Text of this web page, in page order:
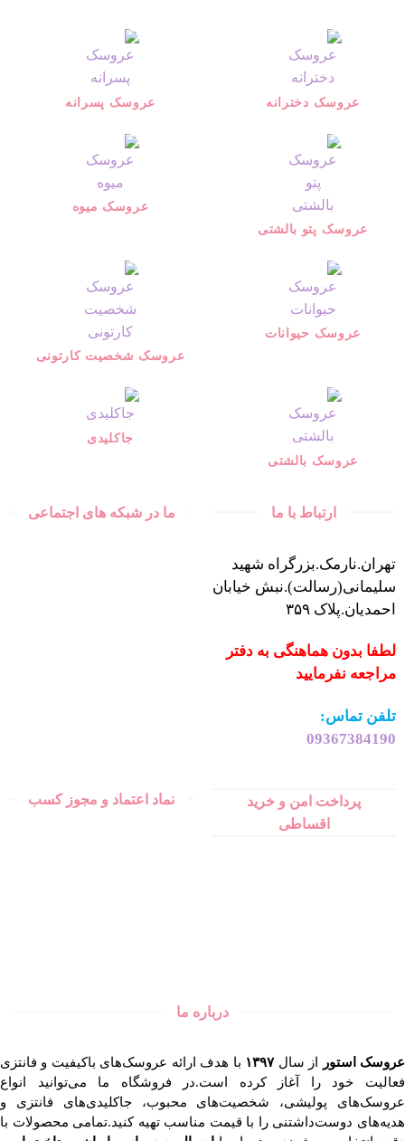
عروسک دخترانه عروسک پسرانه
عروسک پتو بالشتی
عروسک میوه
عروسک حیوانات
عروسک شخصیت کارتونی
عروسک بالشتی
جاکلیدی
ارتباط با ما
تهران.نارمک.بزرگراه شهید
سلیمانی(رسالت).نبش خیابان
احمدیان.پلاک ۳۵۹
لطفا بدون هماهنگی به دفتر
مراجعه نفرمایید
تلفن تماس:
09367384190
ما در شبکه های اجتماعی
پرداخت امن و خرید
اقساطی
نماد اعتماد و مجوز کسب
درباره ما
عروسک استور از سال۱۳۹۷ با هدف ارائه عروسک‌های باکیفیت و فانتزی
فعالیت خود را آغاز کرده است.در فروشگاه ما می‌توانید انواع
عروسک‌های پولیشی، شخصیت‌های محبوب، جاکلیدی‌های فانتزی و
هدیه‌های دوست‌داشتنی را با قیمت مناسب تهیه کنید.تمامی محصولات با